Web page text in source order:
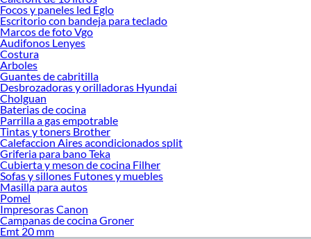
Focos y paneles led Eglo
Escritorio con bandeja para teclado
Marcos de foto Vgo
Audifonos Lenyes
Costura
Arboles
Guantes de cabritilla
Desbrozadoras y orilladoras Hyundai
Cholguan
Baterias de cocina
Parrilla a gas empotrable
Tintas y toners Brother
Calefaccion Aires acondicionados split
Griferia para bano Teka
Cubierta y meson de cocina Filher
Sofas y sillones Futones y muebles
Masilla para autos
Pomel
Impresoras Canon
Campanas de cocina Groner
Emt 20 mm